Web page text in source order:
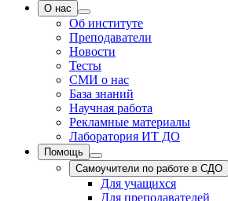
О нас
Об институте
Преподаватели
Новости
Тесты
СМИ о нас
База знаний
Научная работа
Рекламные материалы
Лаборатория ИТ ДО
Помощь
Самоучители по работе в СДО
Для учащихся
Для преподавателей